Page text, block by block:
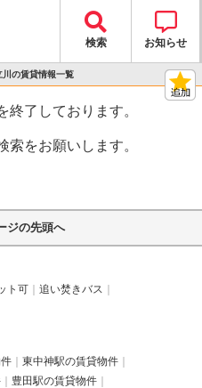
検索 お知らせ
川の賃貸情報一覧
終了しております。
索をお願いします。
ジの先頭へ
ト可
追い焚きバス
東中神駅の賃貸物件
豊田駅の賃貸物件